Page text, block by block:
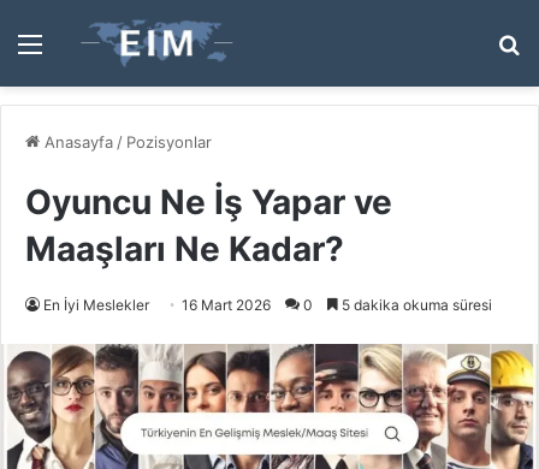
Menü
...
Anasayfa / Pozisyonlar
Oyuncu Ne İş Yapar ve
Maaşları Ne Kadar?
En İyi Meslekler 16 Mart 2026 0 5 dakika okuma süresi